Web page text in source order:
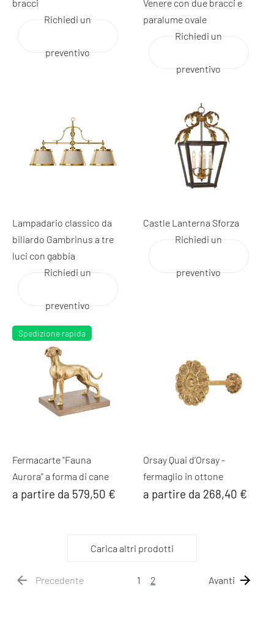
bracci
Richiedi un
preventivo
Venere con due bracci e
paralume ovale
Richiedi un
preventivo
Lampadario classico da
biliardo Gambrinus a tre
luci con gabbia
Richiedi un
preventivo
Castle Lanterna Sforza
Richiedi un
preventivo
Spedizione rapida
Fermacarte "Fauna
Aurora" a forma di cane
a partire da 579,50 €
Orsay Quai d’Orsay -
fermaglio in ottone
a partire da 268,40 €
Carica altri prodotti
Precedente 1 2 Avanti